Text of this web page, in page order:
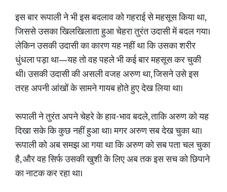
​इस बार रूपाली ने भी इस बदलाव को गहराई से महसूस किया था,
जिससे उसका खिलखिलाता हुआ चेहरा तुरंत उदासी में बदल गया।
लेकिन उसकी उदासी का कारण यह नहीं था कि उसका शरीर
धुंधला पड़ा था—यह तो वह पहले भी कई बार महसूस कर चुकी
थी। उसकी उदासी की असली वजह अरुण था, जिसने उसे इस
तरह अपनी आंखों के सामने गायब होते हुए देख लिया था।
​रूपाली ने तुरंत अपने चेहरे के हाव-भाव बदले, ताकि अरुण को यह
दिखा सके कि कुछ नहीं हुआ था। मगर अरुण सब देख चुका था।
रूपाली को अब समझ आ गया था कि अरुण को सब पता चल चुका
है, और वह सिर्फ उसकी खुशी के लिए अब तक इस सच को छिपाने
का नाटक कर रहा था।